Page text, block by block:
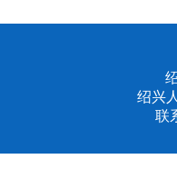
绍兴
联